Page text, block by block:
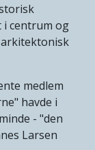
i centrum og
medlem
havde i
- "den
Larsen